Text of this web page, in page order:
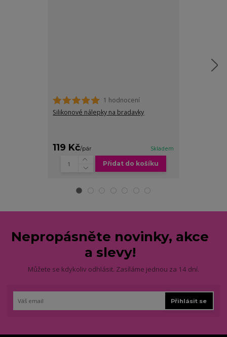
1 hodnocení
Silikonové nálepky na bradavky
119 Kč/pár Skladem
Přidat do košíku
Nepropásněte novinky, akce
a slevy!
Můžete se kdykoliv odhlásit. Zasíláme jednou za 14 dní.
Přihlásit se